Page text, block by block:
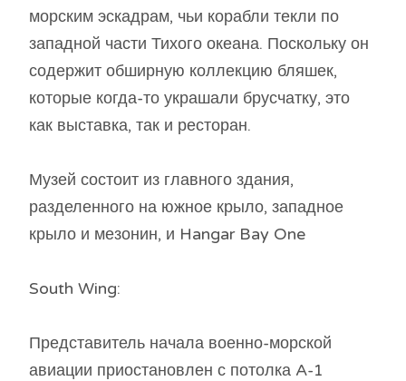
морским эскадрам, чьи корабли текли по
западной части Тихого океана. Поскольку он
содержит обширную коллекцию бляшек,
которые когда-то украшали брусчатку, это
как выставка, так и ресторан.
Музей состоит из главного здания,
разделенного на южное крыло, западное
крыло и мезонин, и Hangar Bay One
South Wing:
Представитель начала военно-морской
авиации приостановлен с потолка A-1